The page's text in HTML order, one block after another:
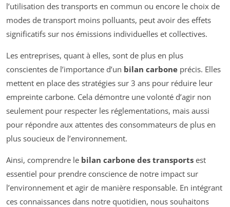
l’utilisation des transports en commun ou encore le choix de
modes de transport moins polluants, peut avoir des effets
significatifs sur nos émissions individuelles et collectives.
Les entreprises, quant à elles, sont de plus en plus
conscientes de l’importance d’un bilan carbone précis. Elles
mettent en place des stratégies sur 3 ans pour réduire leur
empreinte carbone. Cela démontre une volonté d’agir non
seulement pour respecter les réglementations, mais aussi
pour répondre aux attentes des consommateurs de plus en
plus soucieux de l’environnement.
Ainsi, comprendre le bilan carbone des transports est
essentiel pour prendre conscience de notre impact sur
l’environnement et agir de manière responsable. En intégrant
ces connaissances dans notre quotidien, nous souhaitons